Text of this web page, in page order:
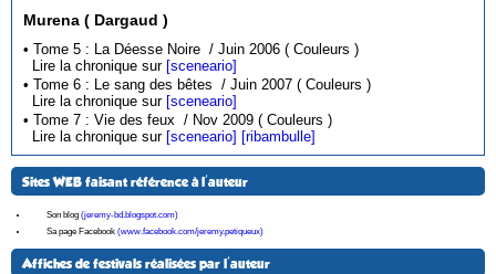
Murena ( Dargaud )
• Tome 5 : La Déesse Noire / Juin 2006 ( Couleurs )
Lire la chronique sur [sceneario]
• Tome 6 : Le sang des bêtes / Juin 2007 ( Couleurs )
Lire la chronique sur [sceneario]
• Tome 7 : Vie des feux / Nov 2009 ( Couleurs )
Lire la chronique sur [sceneario] [ribambulle]
Sites WEB faisant référence à l'auteur
Son blog (jeremy-bd.blogspot.com)
Sa page Facebook (www.facebook.com/jeremy.petiqueux)
Affiches de festivals réalisées par l'auteur